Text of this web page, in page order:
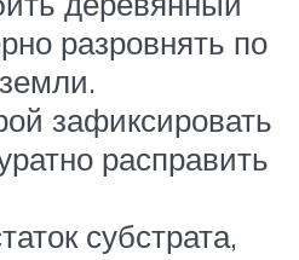
разровнять по
зафиксировать
расправить
субстрата,